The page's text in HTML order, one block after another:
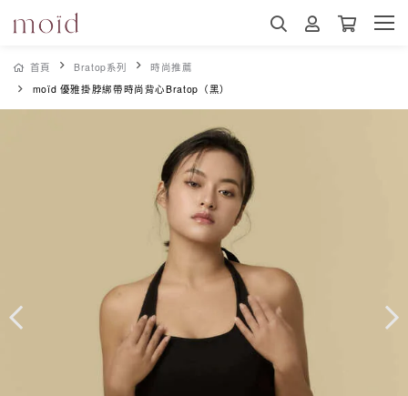
首頁 Bratop系列
時尚推薦
moïd 優雅掛脖綁帶時尚背心Bratop（黑）